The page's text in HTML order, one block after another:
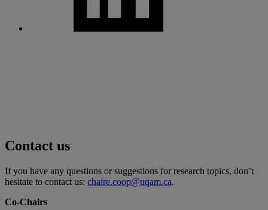
Contact us
If you have any questions or suggestions for research topics, don’t
hesitate to contact us: chaire.coop@uqam.ca.
Co-Chairs